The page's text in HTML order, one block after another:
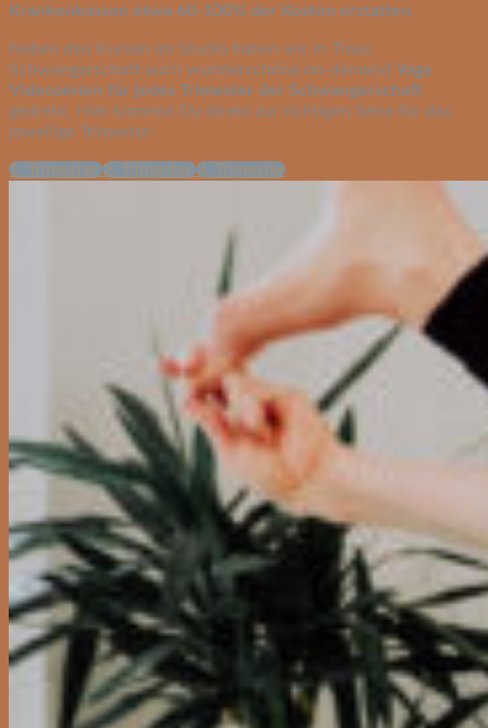
Krankenkassen etwa 60-100% der Kosten erstatten.
Neben den Kursen im Studio haben wir in Tinas
Schwangerschaft auch wunderschöne on-demand Yoga
Videoserien für jedes Trimester der Schwangerschaft
gedreht. Hier kommst Du direkt zur richtigen Serie für das
jeweilige Trimester:
1. Trimester 2. Trimester 3. Trimester